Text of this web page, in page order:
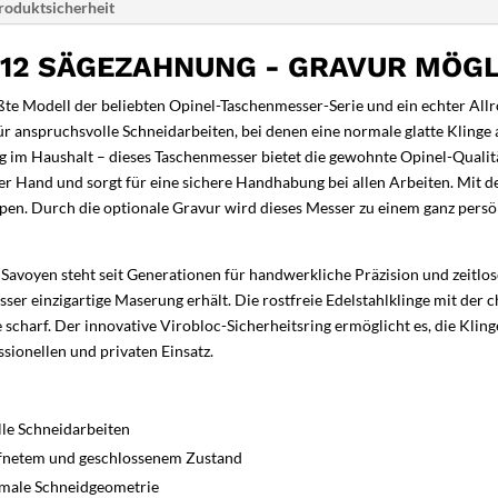
SÄGEZAHNUNG - GRAVUR
Modell der beliebten Opinel-Taschenmesser-Serie und ein echter
anspruchsvolle Schneidarbeiten, bei denen eine normale glatte
im Haushalt – dieses Taschenmesser bietet die gewohnte Opinel-
Hand und sorgt für eine sichere Handhabung bei allen Arbeiten. Mit
Durch die optionale Gravur wird dieses Messer zu einem ganz
steht seit Generationen für handwerkliche Präzision und
einzigartige Maserung erhält. Die rostfreie Edelstahlklinge mit der
Der innovative Virobloc-Sicherheitsring ermöglicht es, die
und privaten Einsatz.
Schneidarbeiten
und geschlossenem Zustand
Schneidgeometrie